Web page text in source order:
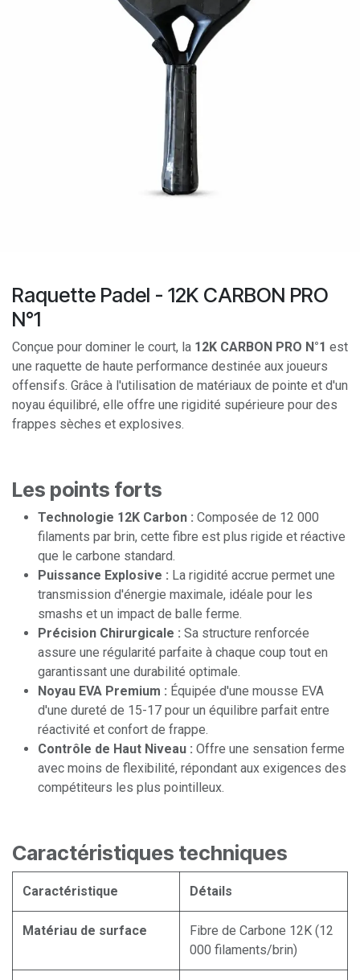
Raquette Padel - 12K CARBON PRO
N°1
Conçue pour dominer le court, la 12K CARBON PRO N°1 est
une raquette de haute performance destinée aux joueurs
offensifs. Grâce à l'utilisation de matériaux de pointe et d'un
noyau équilibré, elle offre une rigidité supérieure pour des
frappes sèches et explosives.
Les points forts
Technologie 12K Carbon : Composée de 12 000
filaments par brin, cette fibre est plus rigide et réactive
que le carbone standard.
Puissance Explosive : La rigidité accrue permet une
transmission d'énergie maximale, idéale pour les
smashs et un impact de balle ferme.
Précision Chirurgicale : Sa structure renforcée
assure une régularité parfaite à chaque coup tout en
garantissant une durabilité optimale.
Noyau EVA Premium : Équipée d'une mousse EVA
d'une dureté de 15-17 pour un équilibre parfait entre
réactivité et confort de frappe.
Contrôle de Haut Niveau : Offre une sensation ferme
avec moins de flexibilité, répondant aux exigences des
compétiteurs les plus pointilleux.
Caractéristiques techniques
Caractéristique Détails
Matériau de surface
Fibre de Carbone 12K (12
000 filaments/brin)